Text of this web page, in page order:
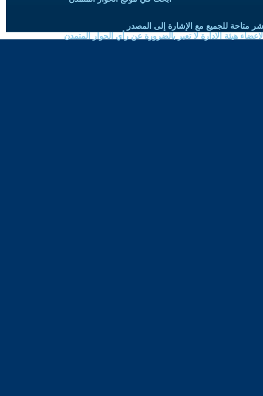
متاحة للجميع مع الإشارة إلى المصدر
هيئة الادارة لا تعبر بالضرورة عن رأي الحوار المتمدن